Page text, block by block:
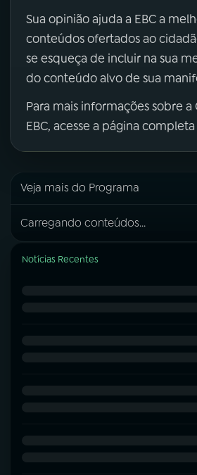
Sua opinião ajuda a EBC a
conteúdos ofertados ao
se esqueça de incluir na sua
do conteúdo alvo de sua
Para mais informações sobre
EBC, acesse a página completa
Veja mais do Programa
Carregando conteúdos...
Notícias Recentes